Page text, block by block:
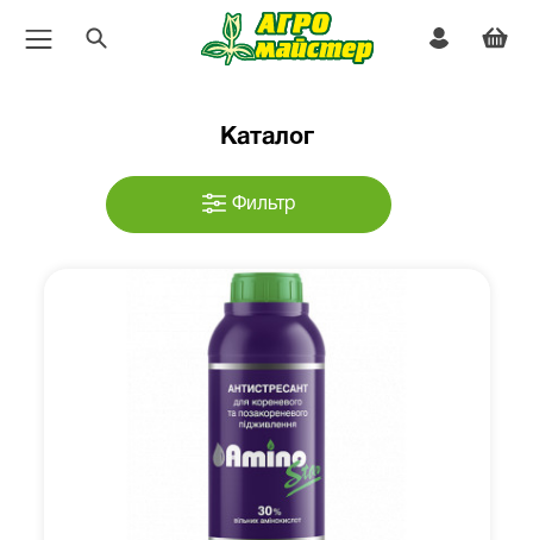
Каталог
Фильтр